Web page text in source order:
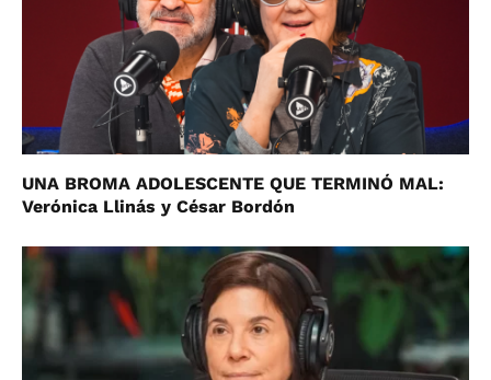
UNA BROMA ADOLESCENTE QUE TERMINÓ MAL:
Verónica Llinás y César Bordón